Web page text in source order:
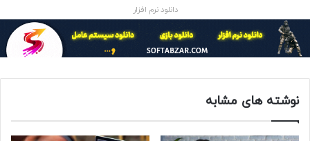
دیجیتال در اختیار بیت‌کوین است.
مایکل سیلور: مایکروسافت باید سریع‌تر بیت کوین بخرد
اثر ترامپ؛ بیت‌کوین ۱۰۰ هزار دلاری شد
بانک مرکزی ایران رمزارزها را مجاز اعلام کرد
وزیر اقتصاد ایران: از رمزارزها استقبال می‌کنیم + ویدئو
ترامپ صندوق ذخیره راهبردی بیت‌کوین تشکیل می‌دهد
دانلود نرم افزار
نوشته های مشابه